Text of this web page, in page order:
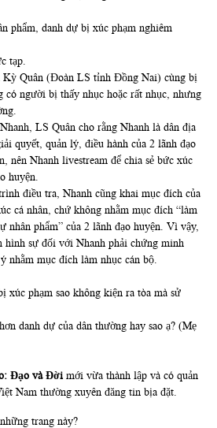
phẩm, danh dự bị xúc phạm nghiêm
tạp.
Kỳ Quân (Đoàn LS tỉnh Đồng Nai) cùng bị
có người bị thấy nhục hoặc rất nhục, nhưng
LS Quân cho rằng Nhanh là dân địa
quyết, quản lý, điều hành của 2 lãnh đạo
nên Nhanh livestream để chia sẻ bức xúc
huyện.
điều tra, Nhanh cũng khai mục đích của
cá nhân, chứ không nhằm mục đích “làm
nhân phẩm” của 2 lãnh đạo huyện. Vì vậy,
hình sự đối với Nhanh phải chứng minh
nhằm mục đích làm nhục cán bộ.
xúc phạm sao không kiện ra tòa mà sử
danh dự của dân thường hay sao ạ? (Mẹ
Đạo và Đờimới vừa thành lập và có quản
Nam thường xuyên đăng tin bịa đặt.
trang này?